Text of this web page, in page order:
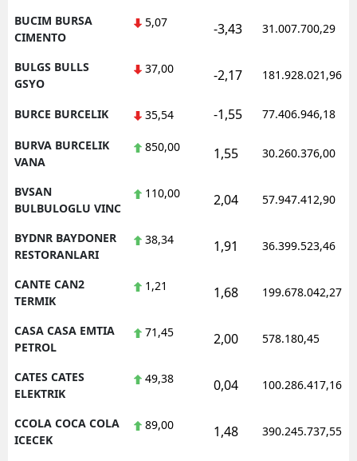
BUCIM BURSA
CIMENTO
5,07 -3,43 31.007.700,29
BULGS BULLS
GSYO
37,00 -2,17 181.928.021,96
BURCE BURCELIK 35,54 -1,55 77.406.946,18
BURVA BURCELIK
VANA
850,00 1,55 30.260.376,00
BVSAN
BULBULOGLU VINC
110,00 2,04 57.947.412,90
BYDNR BAYDONER
RESTORANLARI
38,34 1,91 36.399.523,46
CANTE CAN2
TERMIK
1,21 1,68 199.678.042,27
CASA CASA EMTIA
PETROL
71,45 2,00 578.180,45
CATES CATES
ELEKTRIK
49,38 0,04 100.286.417,16
CCOLA COCA COLA
ICECEK
89,00 1,48 390.245.737,55